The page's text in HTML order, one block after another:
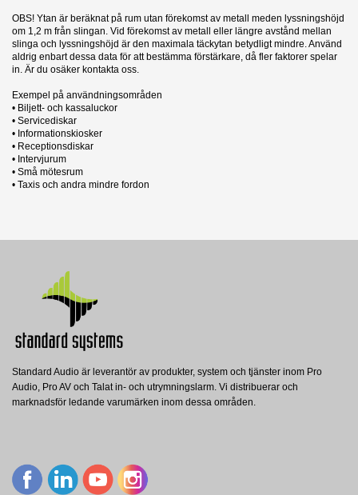
OBS! Ytan är beräknat på rum utan förekomst av metall meden lyssningshöjd
om 1,2 m från slingan. Vid förekomst av metall eller längre avstånd mellan
slinga och lyssningshöjd är den maximala täckytan betydligt mindre. Använd
aldrig enbart dessa data för att bestämma förstärkare, då fler faktorer spelar
in. Är du osäker kontakta oss.
Exempel på användningsområden
• Biljett- och kassaluckor
• Servicediskar
• Informationskiosker
• Receptionsdiskar
• Intervjurum
• Små mötesrum
• Taxis och andra mindre fordon
Nerladdning (2.79M)
Transistor
T-SIGN - aktiv skylt hörslinga
T-SIGN inkl. extern sensor
Transistor
Transett T-SIGN set inkl extern sensor
DCL20
Visa
Standard Audio är leverantör av produkter, system och tjänster inom Pro
Audio, Pro AV och Talat in- och utrymningslarm. Vi distribuerar och
marknadsför ledande varumärken inom dessa områden.